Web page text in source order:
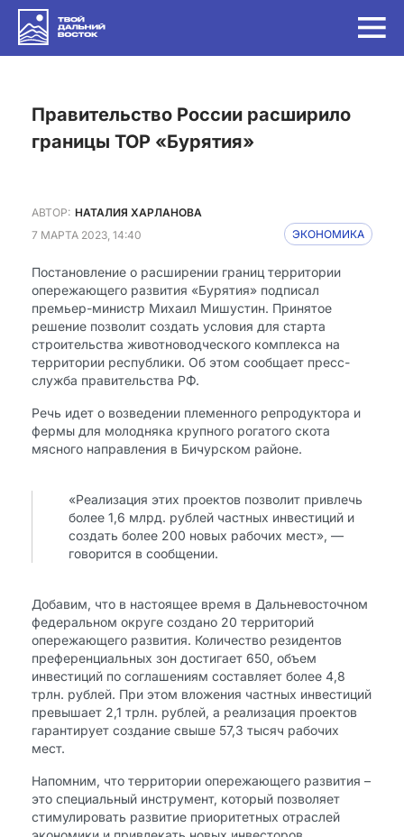
Правительство России расширило
границы ТОР «Бурятия»
АВТОР: НАТАЛИЯ ХАРЛАНОВА
7 МАРТА 2023, 14:40
ЭКОНОМИКА
Постановление о расширении границ территории
опережающего развития «Бурятия» подписал
премьер-министр Михаил Мишустин. Принятое
решение позволит создать условия для старта
строительства животноводческого комплекса на
территории республики. Об этом сообщает пресс-
служба правительства РФ.
Речь идет о возведении племенного репродуктора и
фермы для молодняка крупного рогатого скота
мясного направления в Бичурском районе.
«Реализация этих проектов позволит привлечь
более 1,6 млрд. рублей частных инвестиций и
создать более 200 новых рабочих мест», —
говорится в сообщении.
Добавим, что в настоящее время в Дальневосточном
федеральном округе создано 20 территорий
опережающего развития. Количество резидентов
преференциальных зон достигает 650, объем
инвестиций по соглашениям составляет более 4,8
трлн. рублей. При этом вложения частных инвестиций
превышает 2,1 трлн. рублей, а реализация проектов
гарантирует создание свыше 57,3 тысяч рабочих
мест.
Напомним, что территории опережающего развития –
это специальный инструмент, который позволяет
стимулировать развитие приоритетных отраслей